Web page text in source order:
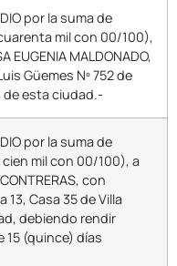
por la suma de
mil con 00/100),
EUGENIA MALDONADO,
Güemes Nº 752 de
de esta ciudad.-
por la suma de
mil con 00/100), a
con
13, Casa 35 de Villa
debiendo rendir
15 (quince) días